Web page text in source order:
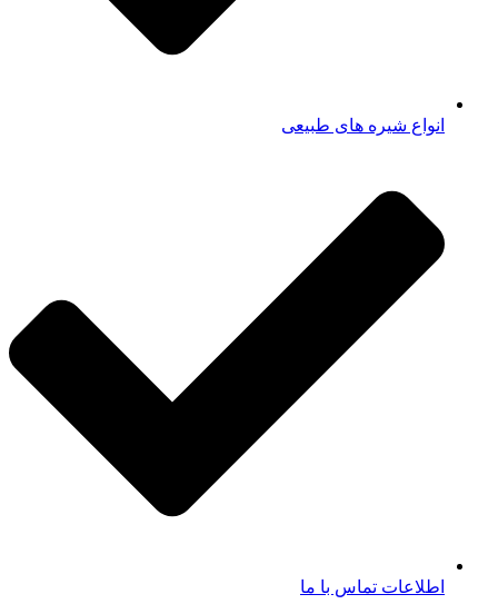
انواع شیره های طبیعی
اطلاعات تماس با ما​